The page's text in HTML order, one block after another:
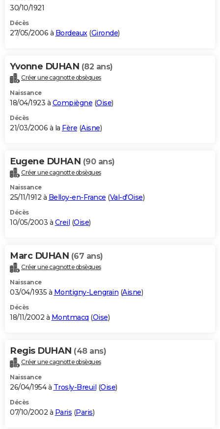
30/10/1921
Décès
27/05/2006 à Bordeaux(Gironde)
Yvonne DUHAN (82 ans)
Créer une cagnotte obsèques
Naissance
18/04/1923 à Compiègne (Oise)
Décès
21/03/2006 à la Fère (Aisne)
Eugene DUHAN (90 ans)
Créer une cagnotte obsèques
Naissance
25/11/1912 à Belloy-en-France (Val-d'Oise)
Décès
10/05/2003 à Creil (Oise)
Marc DUHAN (67 ans)
Créer une cagnotte obsèques
Naissance
03/04/1935 à Montigny-Lengrain (Aisne)
Décès
18/11/2002 à Montmacq (Oise)
Regis DUHAN (48 ans)
Créer une cagnotte obsèques
Naissance
26/04/1954 à Trosly-Breuil (Oise)
Décès
07/10/2002 à Paris (Paris)